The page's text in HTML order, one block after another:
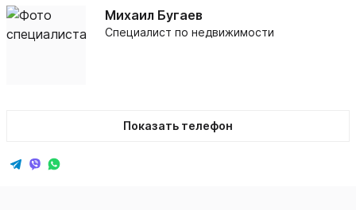
Михаил Бугаев
Специалист по недвижимости
Показать телефон